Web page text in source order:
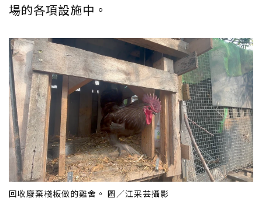
場的各項設施中。
回收廢棄棧板做的雞舍。 圖／江采芸攝影